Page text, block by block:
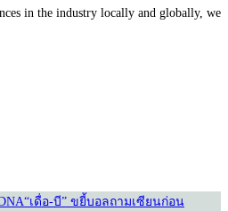
in the industry locally and globally, we
“เดื่อ-บี” ขยี้บอลถามเซียนก่อน